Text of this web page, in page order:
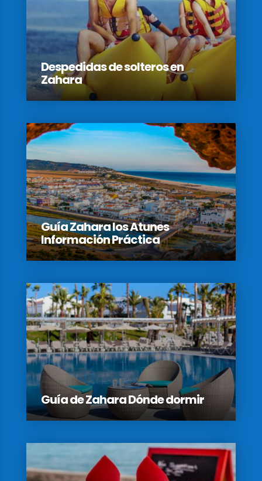
Despedidas de solteros en
Zahara
Guía Zahara los Atunes
Información Práctica
Guía de Zahara Dónde dormir